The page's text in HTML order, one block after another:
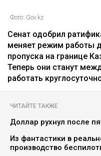
Фото: Gov.kz
Сенат одобрил
меняет режим работы
пропуска на границе
Теперь они станут
работать
ЧИТАЙТЕ ТАКЖЕ
Доллар рухнул после
Из фантастики в
производство